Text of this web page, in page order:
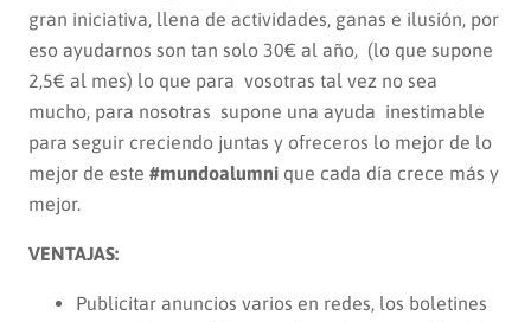
gran iniciativa, llena de actividades, ganas e ilusión, por
eso ayudarnos son tan solo 30€ al año, (lo que supone
2,5€ al mes) lo que para vosotras tal vez no sea
mucho, para nosotras supone una ayuda inestimable
para seguir creciendo juntas y ofreceros lo mejor de lo
mejor de este #mundoalumni que cada día crece más y
mejor.
VENTAJAS:
Publicitar anuncios varios en redes, los boletines